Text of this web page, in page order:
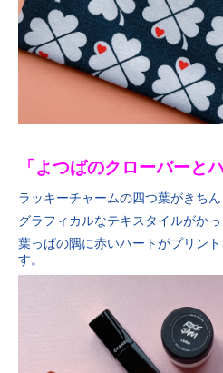
「よつばのクローバーと
ラッキーチャームの四つ葉がきち
グラフィカルなテキスタイルがかっ
葉っぱの隅に赤いハートがプリン
す。